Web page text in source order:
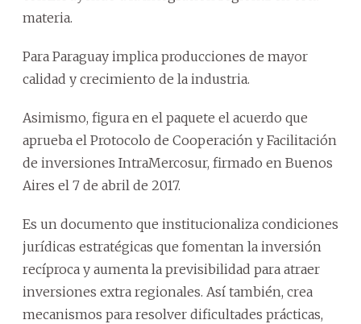
materia.
Para Paraguay implica producciones de mayor
calidad y crecimiento de la industria.
Asimismo, figura en el paquete el acuerdo que
aprueba el Protocolo de Cooperación y Facilitación
de inversiones IntraMercosur, firmado en Buenos
Aires el 7 de abril de 2017.
Es un documento que institucionaliza condiciones
jurídicas estratégicas que fomentan la inversión
recíproca y aumenta la previsibilidad para atraer
inversiones extra regionales. Así también, crea
mecanismos para resolver dificultades prácticas,